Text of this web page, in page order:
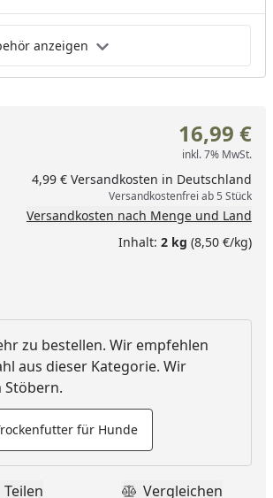
anzeigen
16,99 €
inkl. 7% MwSt.
4,99 € Versandkosten in Deutschland
Versandkostenfrei ab 5 Stück
Versandkosten nach Menge und Land
Inhalt: 2 kg (8,50 €/kg)
zu bestellen. Wir empfehlen
aus dieser Kategorie. Wir
Stöbern.
für Hunde
Teilen Vergleichen